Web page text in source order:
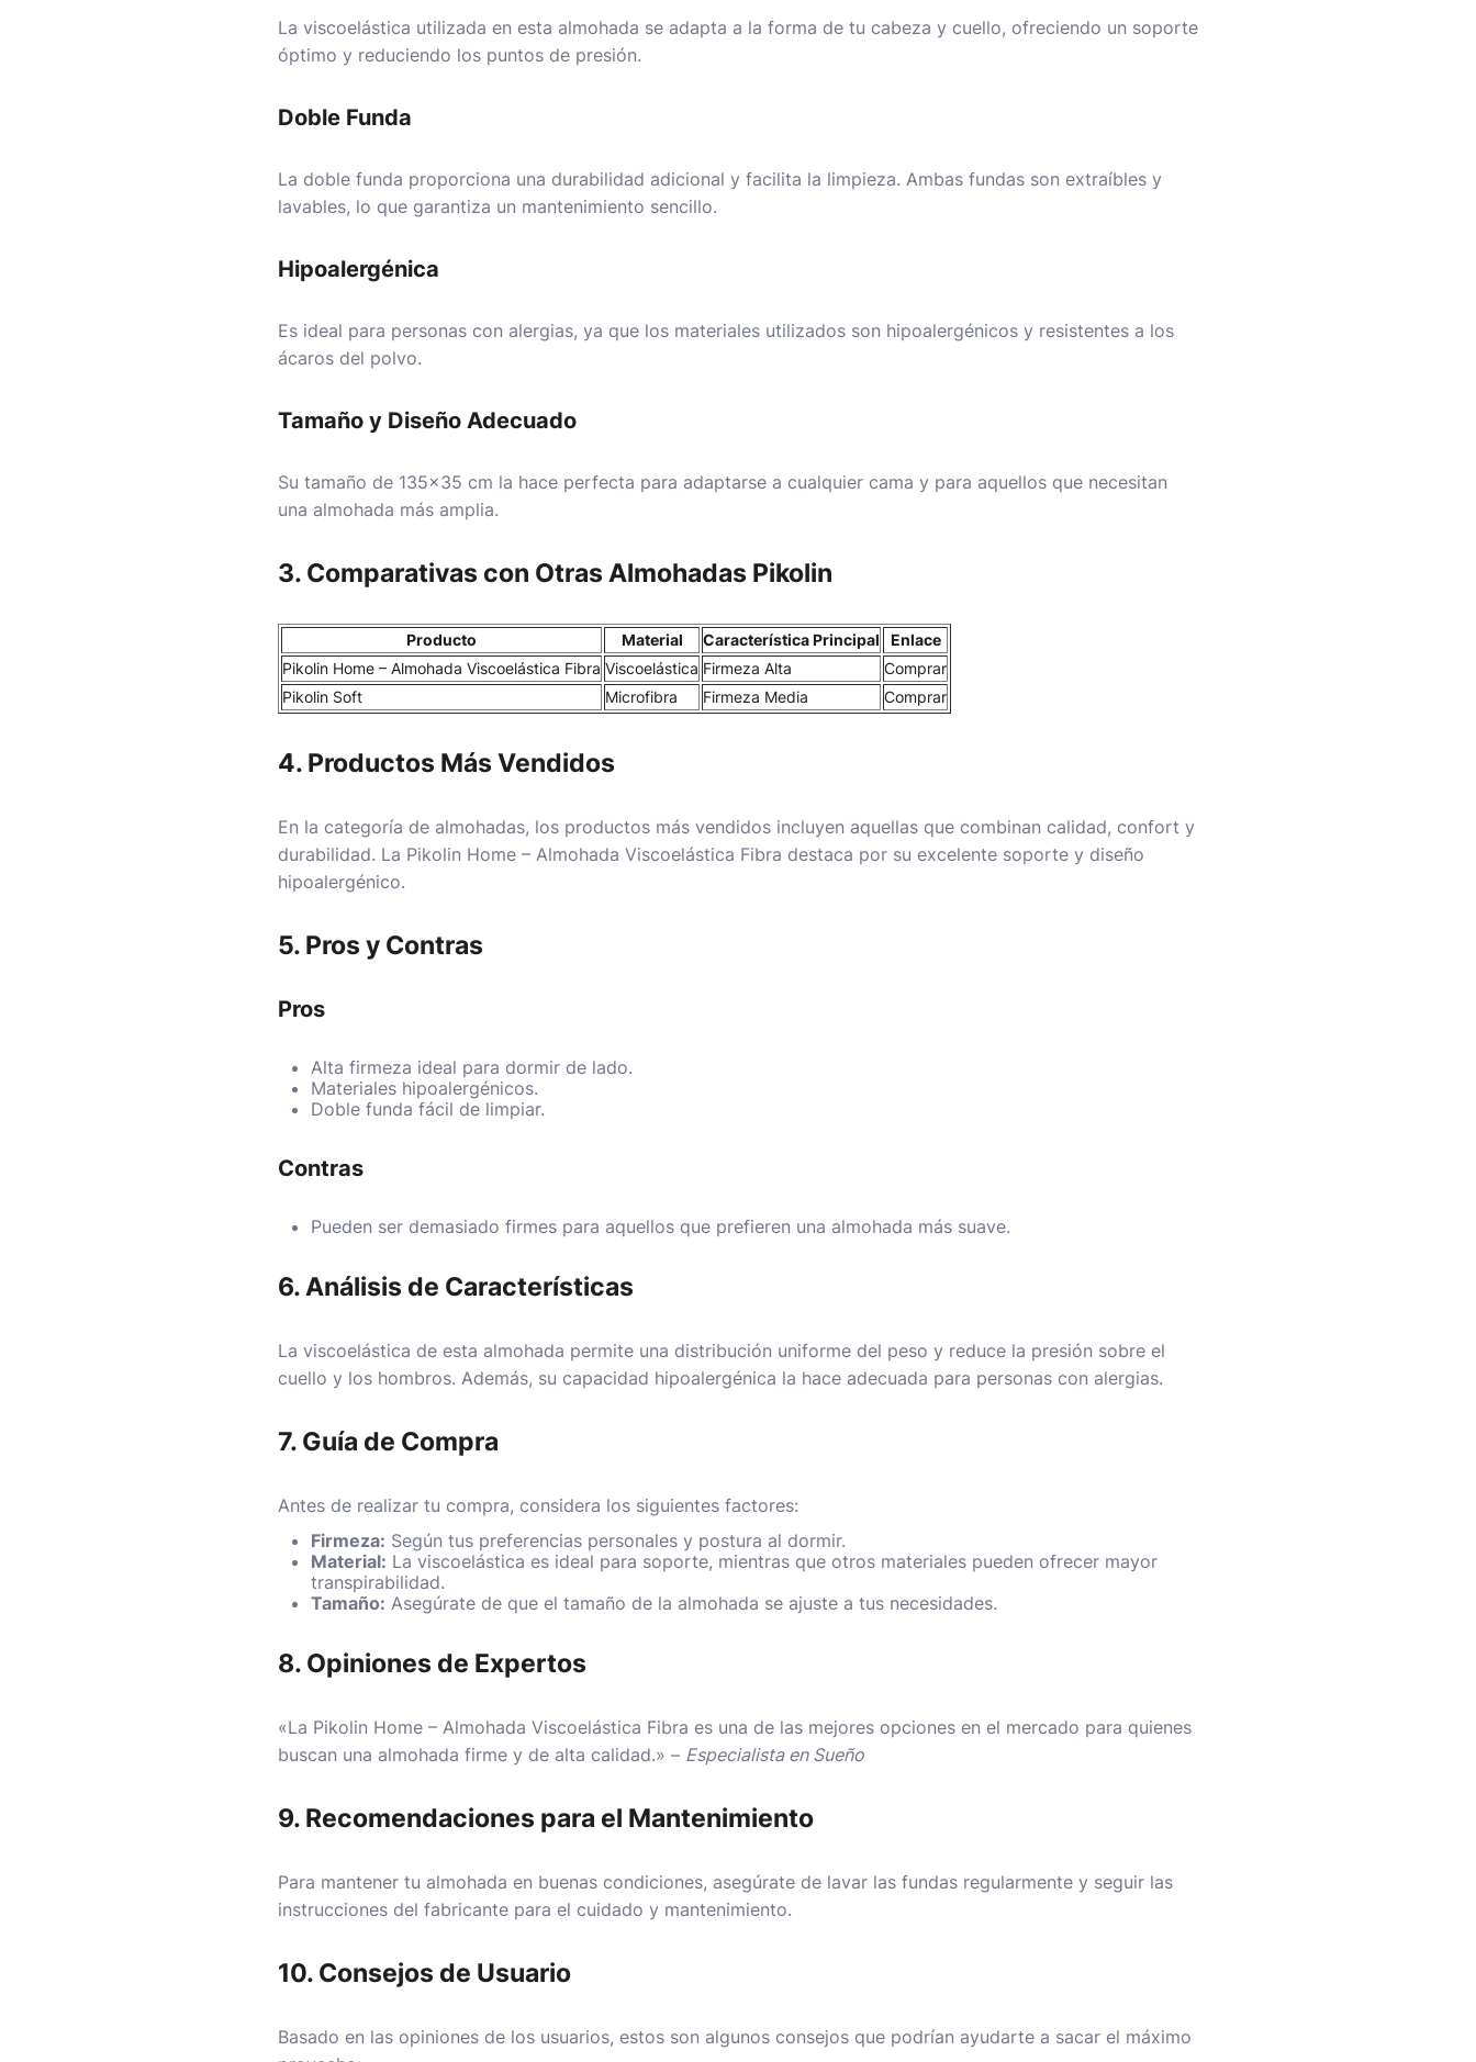
La viscoelástica utilizada en esta almohada se adapta a la forma de tu cabeza y cuello, ofreciendo un soporte
óptimo y reduciendo los puntos de presión.
Doble Funda
La doble funda proporciona una durabilidad adicional y facilita la limpieza. Ambas fundas son extraíbles y
lavables, lo que garantiza un mantenimiento sencillo.
Hipoalergénica
Es ideal para personas con alergias, ya que los materiales utilizados son hipoalergénicos y resistentes a los
ácaros del polvo.
Tamaño y Diseño Adecuado
Su tamaño de 135×35 cm la hace perfecta para adaptarse a cualquier cama y para aquellos que necesitan
una almohada más amplia.
3. Comparativas con Otras Almohadas Pikolin
Producto Material Característica Principal
Enlace
Pikolin Home – Almohada Viscoelástica Fibra Viscoelástica Firmeza Alta
Comprar
Pikolin Soft
Microfibra Firmeza Media Comprar
4. Productos Más Vendidos
En la categoría de almohadas, los productos más vendidos incluyen aquellas que combinan calidad, confort y
durabilidad. La Pikolin Home – Almohada Viscoelástica Fibra destaca por su excelente soporte y diseño
hipoalergénico.
5. Pros y Contras
Pros
Alta firmeza ideal para dormir de lado.
Materiales hipoalergénicos.
Doble funda fácil de limpiar.
Contras
Pueden ser demasiado firmes para aquellos que prefieren una almohada más suave.
6. Análisis de Características
La viscoelástica de esta almohada permite una distribución uniforme del peso y reduce la presión sobre el
cuello y los hombros. Además, su capacidad hipoalergénica la hace adecuada para personas con alergias.
7. Guía de Compra
Antes de realizar tu compra, considera los siguientes factores:
Firmeza: Según tus preferencias personales y postura al dormir.
Material: La viscoelástica es ideal para soporte, mientras que otros materiales pueden ofrecer mayor
transpirabilidad.
Tamaño: Asegúrate de que el tamaño de la almohada se ajuste a tus necesidades.
8. Opiniones de Expertos
«La Pikolin Home – Almohada Viscoelástica Fibra es una de las mejores opciones en el mercado para quienes
buscan una almohada firme y de alta calidad.» – Especialista en Sueño
9. Recomendaciones para el Mantenimiento
Para mantener tu almohada en buenas condiciones, asegúrate de lavar las fundas regularmente y seguir las
instrucciones del fabricante para el cuidado y mantenimiento.
10. Consejos de Usuario
Basado en las opiniones de los usuarios, estos son algunos consejos que podrían ayudarte a sacar el máximo